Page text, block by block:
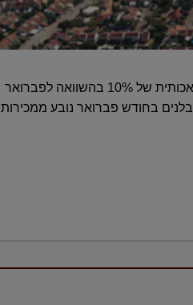
עפ"י הכלכלן הראשי, מבצע נקודתי הוא זה שעיוות את נתוני החודש לפי האוצר והוביל לעלייה מלאכותית של 10% בהשוואה לפברואר
כ-21% מתזרים המזומנים של הקבלנים בחודש פברואר נובע ממכירות